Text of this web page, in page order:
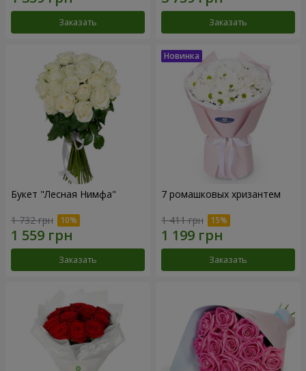
Заказать Заказать
Букет "Лесная Нимфа"
1 732 грн
Заказать
7 ромашковых хризантем
1 411 грн
Заказать